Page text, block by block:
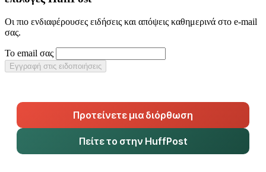
Οι πιο ενδιαφέρουσες ειδήσεις και απόψεις καθημερινά στο e-mail
σας.
Το email σας
Εγγραφή στις ειδοποιήσεις
Προτείνετε μια διόρθωση
Πείτε το στην HuffPost